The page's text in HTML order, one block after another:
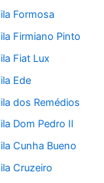
Formosa
Firmiano Pinto
Fiat Lux
Ede
dos Remédios
Dom Pedro II
Cunha Bueno
Cruzeiro